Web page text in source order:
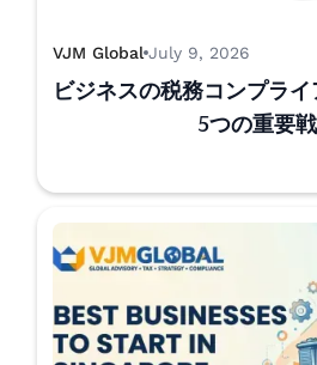
VJM Global July 9, 2026
ビジネスの税務コンプラ
5つの重要